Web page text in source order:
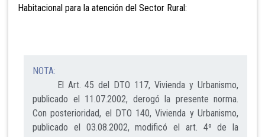
Habitacional para la atención del Sector Rural:
NOTA:
El Art. 45 del DTO 117, Vivienda y Urbanismo,
publicado el 11.07.2002, derogó la presente norma.
Con posterioridad, el DTO 140, Vivienda y Urbanismo,
publicado el 03.08.2002, modificó el art. 4º de la